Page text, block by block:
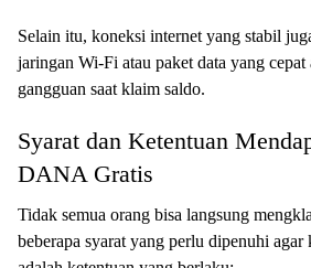
Selain itu, koneksi internet yang stabil
jaringan Wi-Fi atau paket data yang cepat
gangguan saat klaim saldo.
Syarat dan Ketentuan
DANA Gratis
Tidak semua orang bisa langsung
beberapa syarat yang perlu dipenuhi